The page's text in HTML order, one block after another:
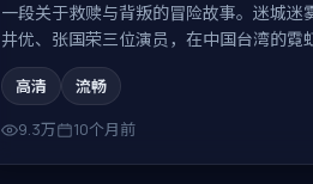
一段关于救赎与背叛的冒险故事。迷城迷
井优、张国荣三位演员，在中国台湾的霓
性，结局耐人寻味。
高清
流畅
9.3万
10个月前